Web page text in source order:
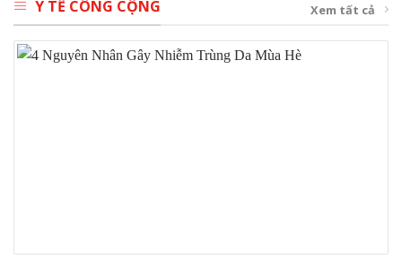
Y TẾ CÔNG CỘNG Xem tất cả